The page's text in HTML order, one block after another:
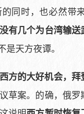
同时，也必然带
几个为台湾输送
天方夜谭。
方的大好机会，
草案。的确，俄